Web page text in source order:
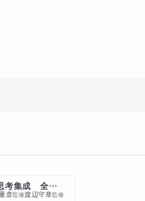
ミシェル・フーコー思考集成 全１０巻セット
彦監修渡辺守章監修